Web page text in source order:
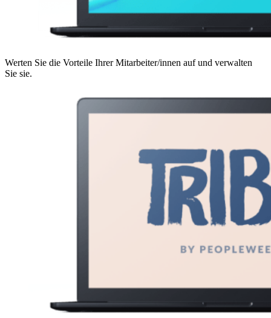
Werten Sie die Vorteile Ihrer Mitarbeiter/innen auf und verwalten
Sie sie.